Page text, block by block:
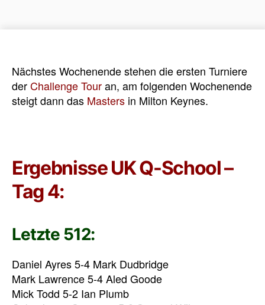
Nächstes Wochenende stehen die ersten Turniere
derChallenge Touran, am folgenden Wochenende
steigt dann das Masters in Milton Keynes.
Ergebnisse UK Q-School –
Tag 4:
Letzte 512:
Daniel Ayres 5-4 Mark Dudbridge
Mark Lawrence 5-4 Aled Goode
Mick Todd 5-2 Ian Plumb